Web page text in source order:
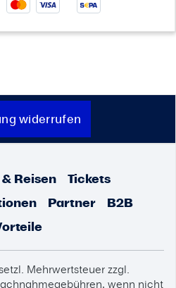
widerrufen
Reisen
Tickets
Partner
B2B
Mehrwertsteuer zzgl.
wenn nicht